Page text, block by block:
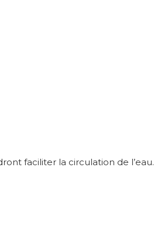
faciliter la circulation de l’eau.